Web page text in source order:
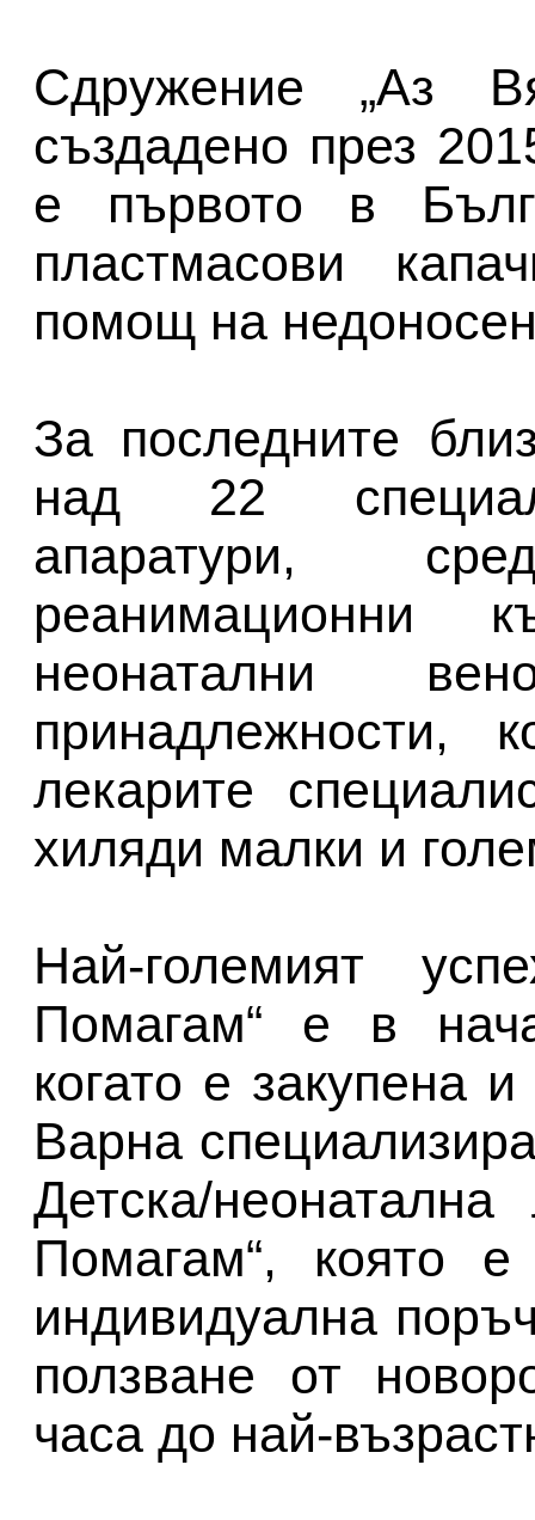
Сдружение „Аз
създадено през
е първото в
пластмасови
помощ на
За последните
над 22
апаратури,
реанимационни
неонатални
лекарите
хиляди малки и
Най-големият
Помагам“ е в
когато е закупена
Варна
Детска/
Помагам“, която
индивидуална
ползване от
часа до най-